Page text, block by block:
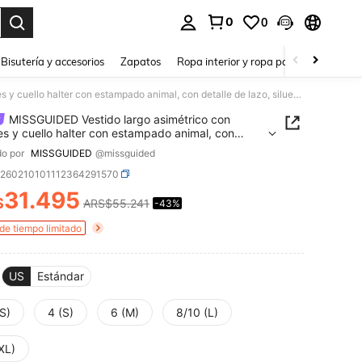
0 0
Bisutería y accesorios Zapatos Ropa interior y ropa para dormir
MISSGUIDED Vestido largo asimétrico con volantes y cuello halter con estampado animal, con detalle de lazo, silueta fluida para fiestas y ocasiones de noche
MISSGUIDED Vestido largo asimétrico con
y cuello halter con estampado animal, con
por MISSGUIDED @missguided
AND AVAILABILITY
31.495 ARS$55.241 -43%
tiempo limitado
US Estándar
4 (S) 6 (M) 8/10 (L)